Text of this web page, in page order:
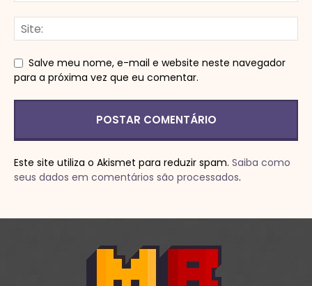
Salve meu nome, e-mail e website neste navegador
para a próxima vez que eu comentar.
Este site utiliza o Akismet para reduzir spam. Saiba como
seus dados em comentários são processados.